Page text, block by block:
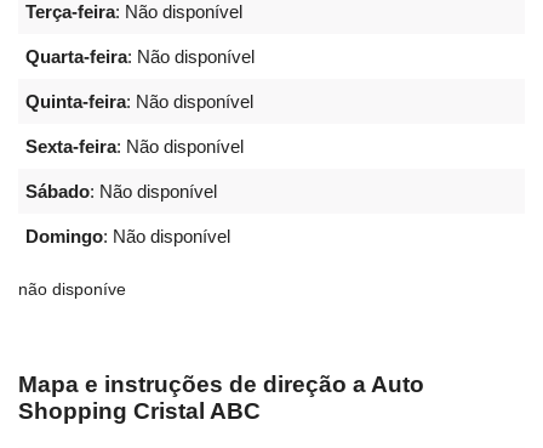
Terça-feira: Não disponível
Quarta-feira: Não disponível
Quinta-feira: Não disponível
Sexta-feira: Não disponível
Sábado: Não disponível
Domingo: Não disponível
não disponíve
Mapa e instruções de direção a Auto
Shopping Cristal ABC